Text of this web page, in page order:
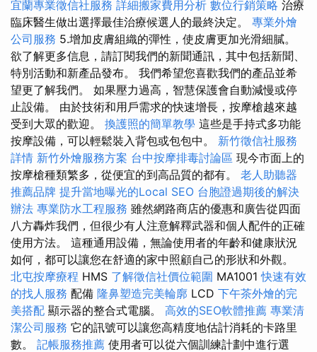
宜蘭專業徵信社服務 詳細搬家費用分析 數位行銷策略 治療
臨床醫生做出選擇最佳治療候選人的最終決定。 專業外燴
公司服務 5.增加皮膚組織的彈性，使皮膚更加光滑細膩。
欲了解更多信息，請訂閱我們的新聞通訊，其中包括新聞、
特別活動和新產品發布。 我們希望您喜歡我們的產品並希
望更了解我們。 如果壓力過高，智慧保護會自動減慢或停
止設備。 由於技術和用戶需求的快速增長，按摩槍越來越
受到大眾的歡迎。 換護照的簡單教學 這些是手持式多功能
按摩設備，可以輕鬆裝入背包或包包中。 新竹徵信社服務
詳情 新竹外燴服務方案 台中按摩排毒討論區 現今市面上的
按摩槍種類繁多，從便宜的到高品質的都有。 老人助聽器
推薦品牌 提升當地曝光的Local SEO 台胞證過期後的解決
辦法 專業防水工程服務 雖然網路商店的優惠和廣告從四面
八方轟炸我們，但很少有人注意解釋武器和個人配件的正確
使用方法。 這種通用設備，無論使用者的年齡和健康狀況
如何，都可以讓您在舒適的家中照顧自己的形狀和外觀。
北屯按摩療程 HMS 了解徵信社價位範圍 MA1001快速有效
的找人服務 配備 隆鼻塑造完美輪廓 LCD 下午茶外燴的完
美搭配 顯示器的整合式電腦。 高效的SEO軟體推薦 專業清
潔公司服務 它的訊號可以讓您高精度地估計消耗的卡路里
數。 記帳服務推薦 使用者可以從六個訓練計劃中進行選